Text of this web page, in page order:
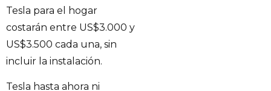
Tesla para el hogar
costarán entre US$3.000 y
US$3.500 cada una, sin
incluir la instalación.
Tesla hasta ahora ni